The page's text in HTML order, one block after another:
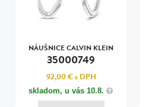
NÁUŠNICE CALVIN KLEIN
35000749
92,00 €s DPH
skladom, u vás 10.8.